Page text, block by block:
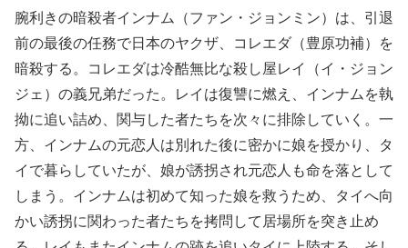
腕利きの暗殺者インナム（ファン・ジョンミン）は、引退
前の最後の任務で日本のヤクザ、コレエダ（豊原功補）を
暗殺する。コレエダは冷酷無比な殺し屋レイ（イ・ジョン
ジェ）の義兄弟だった。レイは復讐に燃え、インナムを執
拗に追い詰め、関与した者たちを次々に排除していく。一
方、インナムの元恋人は別れた後に密かに娘を授かり、タ
イで暮らしていたが、娘が誘拐され元恋人も命を落として
しまう。インナムは初めて知った娘を救うため、タイへ向
かい誘拐に関わった者たちを拷問して居場所を突き止め